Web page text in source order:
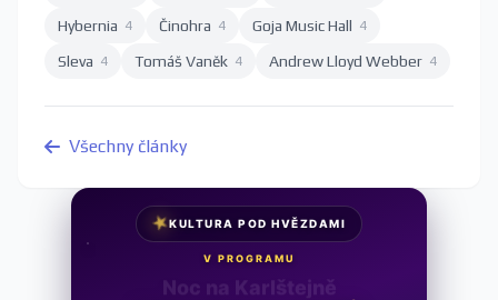
Hybernia 4 Činohra 4 Goja Music Hall 4
Sleva 4 Tomáš Vaněk 4 Andrew Lloyd Webber 4
Všechny články
★KULTURA POD HVĚZDAMI
V PROGRAMU
Noc na Karlštejně